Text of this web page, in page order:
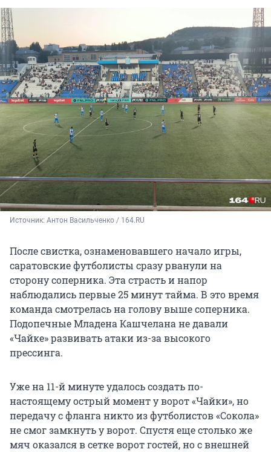
Источник: Антон Васильченко / 164.RU
После свистка, ознаменовавшего начало игры,
саратовские футболисты сразу рванули на
сторону соперника. Эта страсть и напор
наблюдались первые 25 минут тайма. В это время
команда смотрелась на голову выше соперника.
Подопечные Младена Кашчелана не давали
«Чайке» развивать атаки из-за высокого
прессинга.
Уже на 11-й минуте удалось создать по-
настоящему острый момент у ворот «Чайки», но
передачу с фланга никто из футболистов «Сокола»
не смог замкнуть у ворот. Спустя еще столько же
мяч оказался в сетке ворот гостей, но с внешней